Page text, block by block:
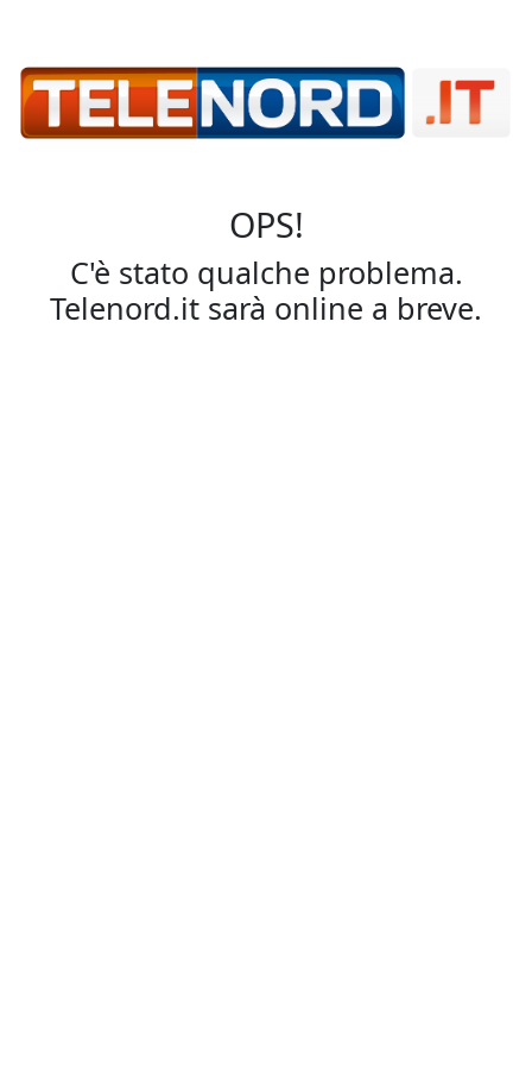
OPS!
C'è stato qualche problema.
Telenord.it sarà online a breve.